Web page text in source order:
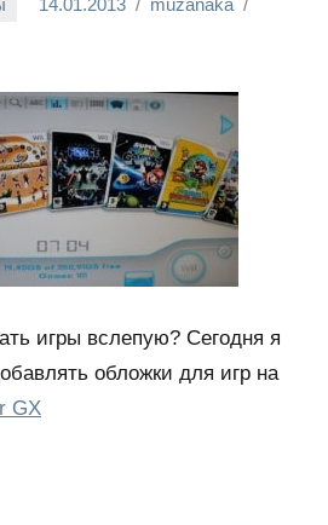
игры вслепую? Сегодня я
обложки для игр на
GX